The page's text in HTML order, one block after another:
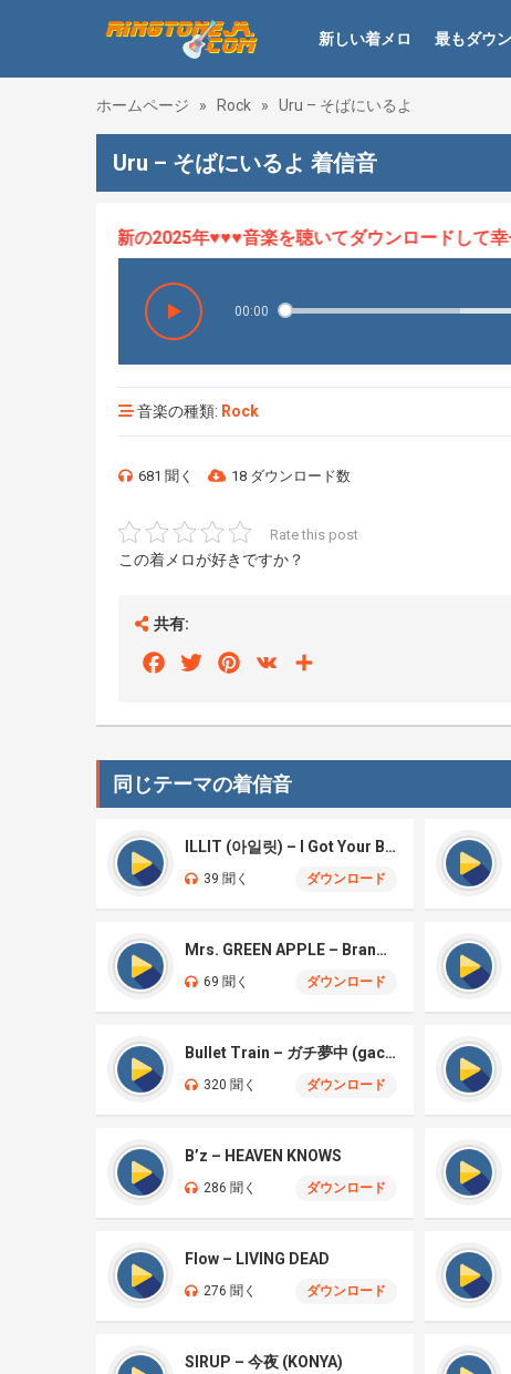
新しい着メロ 最もダウ
ホームページ » Rock » Uru – そばにいるよ
Uru – そばにいるよ 着信音
HOT、最新の2025年♥♥♥音楽を聴いてダウンロードして幸せ
00:00
音楽の種類: Rock
681 聞く 18 ダウンロード数
Rate this post
この着メロが好きですか？
共有:
FacebookTwitterPinterest
VK
同じテーマの着信音
ILLIT (아일릿) – I Got Your Back
39 聞く ダウンロード
Mrs. GREEN APPLE – Brand New
69 聞く ダウンロード
Bullet Train – ガチ夢中 (gachi muchū)
320 聞く ダウンロード
B’z – HEAVEN KNOWS
286 聞く ダウンロード
Flow – LIVING DEAD
276 聞く ダウンロード
SIRUP – 今夜 (KONYA)